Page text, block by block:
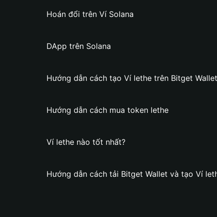
Hoán đổi trên Ví Solana
DApp trên Solana
Hướng dẫn cách tạo Ví lethe trên Bitget Wallet
Hướng dẫn cách mua token lethe
Ví lethe nào tốt nhất?
Hướng dẫn cách tải Bitget Wallet và tạo Ví